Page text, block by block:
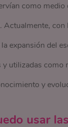
como
Actualmente, con
expansión del
y utilizadas como
y
usar